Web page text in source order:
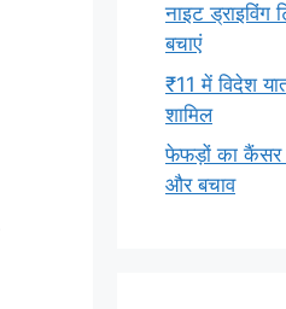
नाइट
बचाएं
₹11 में विदेश
शामिल
फेफड़ों का कैंसर
और बचाव